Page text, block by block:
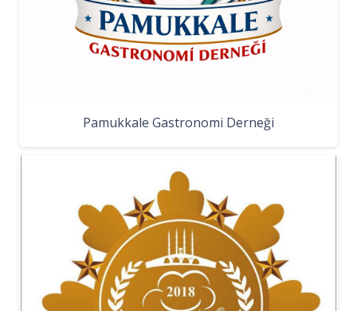
Pamukkale Gastronomi Derneği